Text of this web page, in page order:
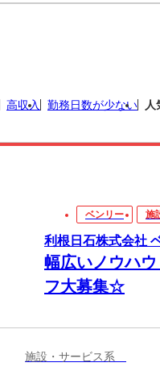
高収入 勤務日数が少ない 人
ベンリー 施
利根日石株式会社
幅広いノウハ
フ大募集☆
施設・サービス系